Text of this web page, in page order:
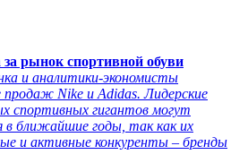
за рынок спортивной обуви
и аналитики-экономисты
продаж Nike и Adidas. Лидерские
спортивных гигантов могут
в ближайшие годы, так как их
и активные конкуренты – бренды